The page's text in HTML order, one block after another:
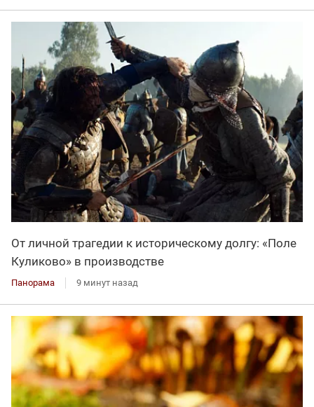
От личной трагедии к историческому долгу: «Поле
Куликово» в производстве
Панорама 9 минут назад